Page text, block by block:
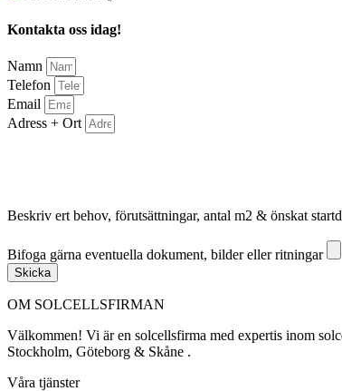
Kontakta oss idag!
Namn
Telefon
Email
Adress + Ort
Beskriv ert behov, förutsättningar, antal m2 & önskat
Bifoga gärna eventuella dokument, bilder eller ritningar
Skicka
OM SOLCELLSFIRMAN
Välkommen! Vi är en solcellsfirma med expertis inom
Stockholm, Göteborg & Skåne .
Våra tjänster